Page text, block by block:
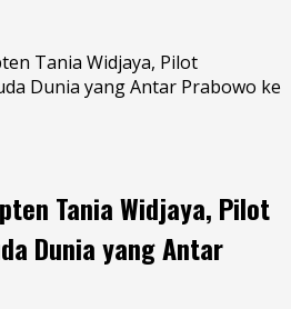
Tania Widjaya, Pilot
Dunia yang Antar Prabowo ke
Tania Widjaya, Pilot
Dunia yang Antar